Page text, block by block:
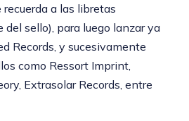
a las libretas
del sello), para luego lanzar ya
Records, y sucesivamente
como Ressort Imprint,
Extrasolar Records, entre